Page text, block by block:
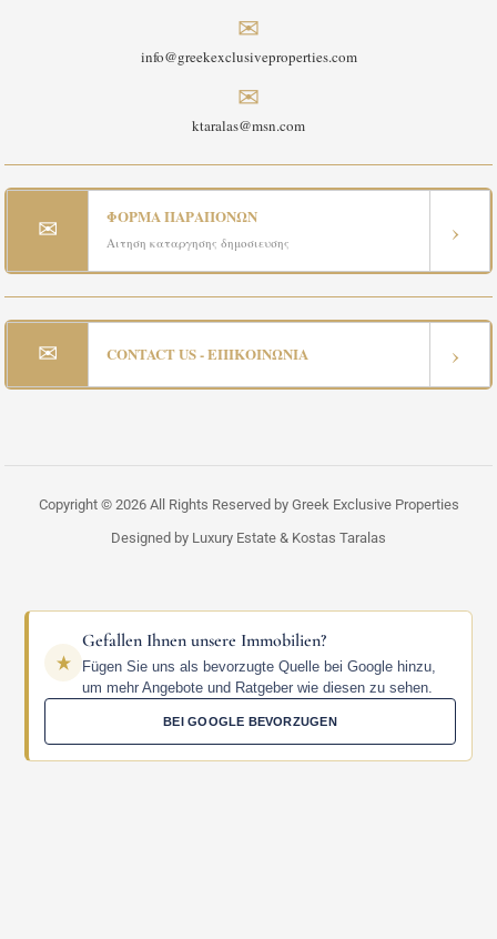
✉
info@greekexclusiveproperties.com
✉
ktaralas@msn.com
✉ ΦΟΡΜΑ ΠΑΡΑΠΟΝΩΝ
Αιτηση καταργησης δημοσιευσης ›
✉ CONTACT US - ΕΠΙΚΟΙΝΩΝΙΑ ›
Copyright © 2026 All Rights Reserved by Greek Exclusive Properties
Designed by Luxury Estate & Kostas Taralas
Gefallen Ihnen unsere Immobilien?
Fügen Sie uns als bevorzugte Quelle bei Google hinzu,
um mehr Angebote und Ratgeber wie diesen zu sehen.
BEI GOOGLE BEVORZUGEN